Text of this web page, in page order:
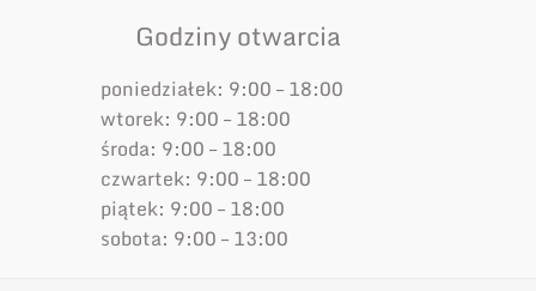
Godziny otwarcia
poniedziałek: 9:00 – 18:00
wtorek: 9:00 – 18:00
środa: 9:00 – 18:00
czwartek: 9:00 – 18:00
piątek: 9:00 – 18:00
sobota: 9:00 – 13:00